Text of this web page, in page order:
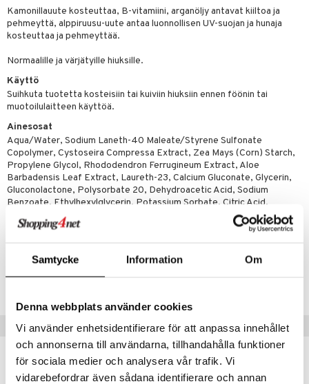
Samtycke Information Om
Denna webbplats använder cookies
Vi använder enhetsidentifierare för att anpassa innehållet
och annonserna till användarna, tillhandahålla funktioner
för sociala medier och analysera vår trafik. Vi
vidarebefordrar även sådana identifierare och annan
Kamonillauute kosteuttaa, B-vitamiini, arganöljy antavat kiiltoa ja
pehmeyttä, alppiruusu-uute antaa luonnollisen UV-suojan ja hunaja
kosteuttaa ja pehmeyttää.
Normaalille ja värjätyille hiuksille.
Käyttö
Suihkuta tuotetta kosteisiin tai kuiviin hiuksiin ennen föönin tai
muotoilulaitteen käyttöä.
Ainesosat
Aqua/Water, Sodium Laneth-40 Maleate/Styrene Sulfonate
Copolymer, Cystoseira Compressa Extract, Zea Mays (Corn) Starch,
Propylene Glycol, Rhododendron Ferrugineum Extract, Aloe
Barbadensis Leaf Extract, Laureth-23, Calcium Gluconate, Glycerin,
Gluconolactone, Polysorbate 20, Dehydroacetic Acid, Sodium
Benzoate, Ethylhexylglycerin, Potassium Sorbate, Citric Acid,
Phenoxyethanol, Limonene, Linalool, Citronellol, Benzyl Salicylate,
Citral, Geraniol, Benzyl Alcohol, Parfum/Fragrance.
Tuotenumero
Suositut tuotteet
-32%
Päivävoide
hoito
poisto
hoito
& saippuat
& Viikset
de cologne
de toilette
tuotteet
poisto
hoito
& saippuat
10
1: Puhdistus
2: Kirkastus
3: Kosteutus
ja Vartalonhoito
ja naamiot
Huulten Hoito
Elixir
Happy
Happy For Men
Miehille
& Soujaus
& Ihonpuhdistus
& vastauksia